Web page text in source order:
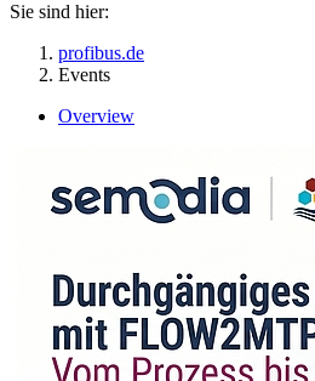
Sie sind hier:
profibus.de
Events
Overview